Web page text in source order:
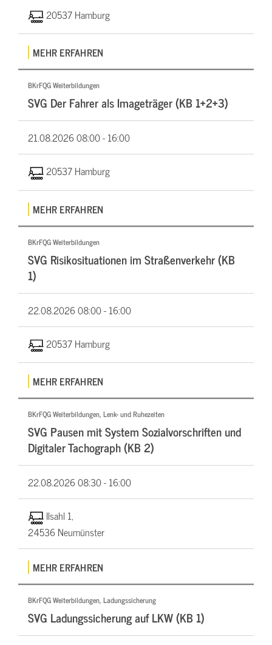
20537 Hamburg
MEHR ERFAHREN
BKrFQG Weiterbildungen
SVG Der Fahrer als Imageträger (KB 1+2+3)
21.08.202608:00 - 16:00
20537 Hamburg
MEHR ERFAHREN
BKrFQG Weiterbildungen
SVG Risikosituationen im Straßenverkehr (KB
1)
22.08.202608:00 - 16:00
20537 Hamburg
MEHR ERFAHREN
BKrFQG Weiterbildungen, Lenk- und Ruhezeiten
SVG Pausen mit System Sozialvorschriften und
Digitaler Tachograph (KB 2)
22.08.202608:30 - 16:00
Ilsahl 1,
24536 Neumünster
MEHR ERFAHREN
BKrFQG Weiterbildungen, Ladungssicherung
SVG Ladungssicherung auf LKW (KB 1)